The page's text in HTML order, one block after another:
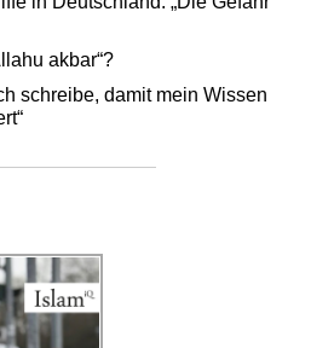
akbar“?
schreibe, damit mein Wissen